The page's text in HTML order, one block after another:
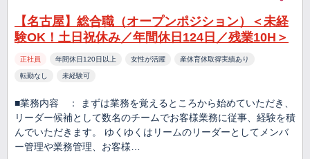
【名古屋】総合職（オープンポジション）＜未経
験OK！土日祝休み／年間休日124日／残業10H＞
正社員 年間休日120日以上 女性が活躍 産休育休取得実績あり
転勤なし 未経験可
■業務内容 ： まずは業務を覚えるところから始めていただき、
リーダー候補として数名のチームでお客様業務に従事、経験を積
んでいただきます。 ゆくゆくはリームのリーダーとしてメンバ
ー管理や業務管理、お客様…